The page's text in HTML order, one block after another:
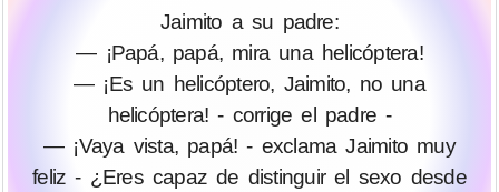
Jaimito a su padre:
— ¡Papá, papá, mira una helicóptera!
— ¡Es un helicóptero, Jaimito, no una
helicóptera! - corrige el padre -
— ¡Vaya vista, papá! - exclama Jaimito muy
feliz - ¿Eres capaz de distinguir el sеxо desde